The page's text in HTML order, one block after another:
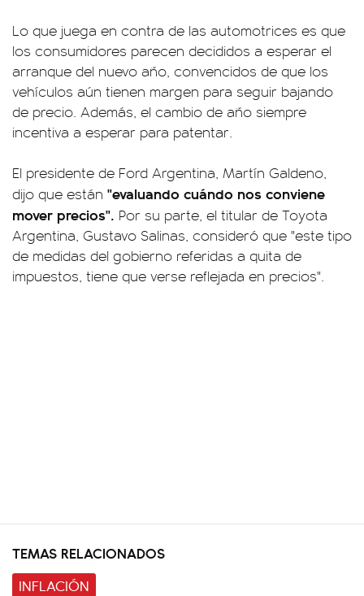
Lo que juega en contra de las automotrices es que
los consumidores parecen decididos a esperar el
arranque del nuevo año, convencidos de que los
vehículos aún tienen margen para seguir bajando
de precio. Además, el cambio de año siempre
incentiva a esperar para patentar.
El presidente de Ford Argentina, Martín Galdeno,
dijo que están "evaluando cuándo nos conviene
mover precios". Por su parte, el titular de Toyota
Argentina, Gustavo Salinas, consideró que "este tipo
de medidas del gobierno referidas a quita de
impuestos, tiene que verse reflejada en precios".
TEMAS RELACIONADOS
INFLACIÓN